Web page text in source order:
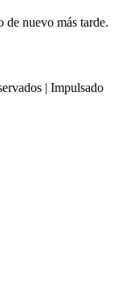
de nuevo más tarde.
| Impulsado